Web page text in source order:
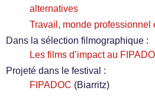
alternatives
Travail, monde professionnel
Dans la sélection filmographique :
Les films d’impact au
Projeté dans le festival :
FIPADOC (Biarritz)